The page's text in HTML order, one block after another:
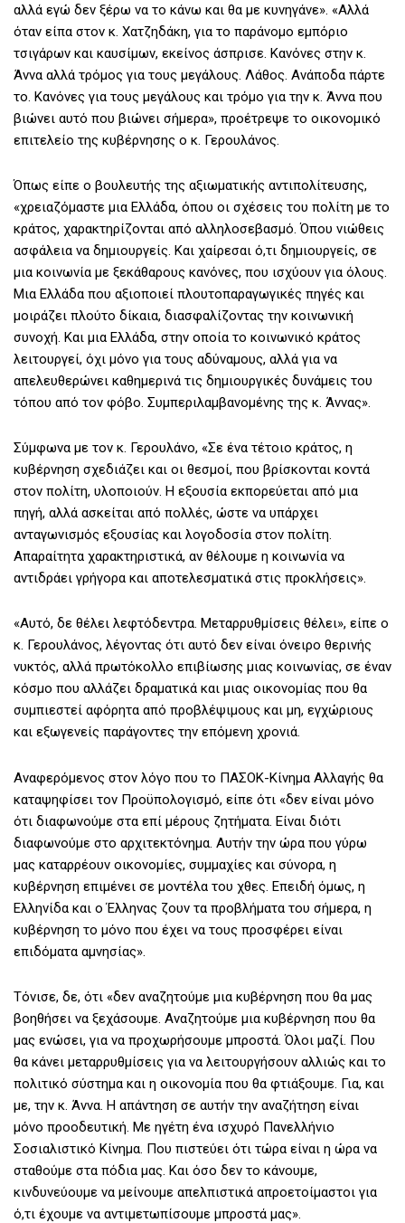
αλλά εγώ δεν ξέρω να το κάνω και θα με κυνηγάνε». «Αλλά
όταν είπα στον κ. Χατζηδάκη, για το παράνομο εμπόριο
τσιγάρων και καυσίμων, εκείνος άσπρισε. Kανόνες στην κ.
Άννα αλλά τρόμος για τους μεγάλους. Λάθος. Aνάποδα πάρτε
το. Kανόνες για τους μεγάλους και τρόμο για την κ. Άννα που
βιώνει αυτό που βιώνει σήμερα», προέτρεψε το οικονομικό
επιτελείο της κυβέρνησης ο κ. Γερουλάνος.
Όπως είπε ο βουλευτής της αξιωματικής αντιπολίτευσης,
«χρειαζόμαστε μια Ελλάδα, όπου οι σχέσεις του πολίτη με το
κράτος, χαρακτηρίζονται από αλληλοσεβασμό. Όπου νιώθεις
ασφάλεια να δημιουργείς. Και χαίρεσαι ό,τι δημιουργείς, σε
μια κοινωνία με ξεκάθαρους κανόνες, που ισχύουν για όλους.
Μια Ελλάδα που αξιοποιεί πλουτοπαραγωγικές πηγές και
μοιράζει πλούτο δίκαια, διασφαλίζοντας την κοινωνική
συνοχή. Και μια Ελλάδα, στην οποία το κοινωνικό κράτος
λειτουργεί, όχι μόνο για τους αδύναμους, αλλά για να
απελευθερώνει καθημερινά τις δημιουργικές δυνάμεις του
τόπου από τον φόβο. Συμπεριλαμβανομένης της κ. Άννας».
Σύμφωνα με τον κ. Γερουλάνο, «Σε ένα τέτοιο κράτος, η
κυβέρνηση σχεδιάζει και οι θεσμοί, που βρίσκονται κοντά
στον πολίτη, υλοποιούν. Η εξουσία εκπορεύεται από μια
πηγή, αλλά ασκείται από πολλές, ώστε να υπάρχει
ανταγωνισμός εξουσίας και λογοδοσία στον πολίτη.
Απαραίτητα χαρακτηριστικά, αν θέλουμε η κοινωνία να
αντιδράει γρήγορα και αποτελεσματικά στις προκλήσεις».
«Αυτό, δε θέλει λεφτόδεντρα. Μεταρρυθμίσεις θέλει», είπε ο
κ. Γερουλάνος, λέγοντας ότι αυτό δεν είναι όνειρο θερινής
νυκτός, αλλά πρωτόκολλο επιβίωσης μιας κοινωνίας, σε έναν
κόσμο που αλλάζει δραματικά και μιας οικονομίας που θα
συμπιεστεί αφόρητα από προβλέψιμους και μη, εγχώριους
και εξωγενείς παράγοντες την επόμενη χρονιά.
Αναφερόμενος στον λόγο που το ΠΑΣΟΚ-Κίνημα Αλλαγής θα
καταψηφίσει τον Προϋπολογισμό, είπε ότι «δεν είναι μόνο
ότι διαφωνούμε στα επί μέρους ζητήματα. Είναι διότι
διαφωνούμε στο αρχιτεκτόνημα. Αυτήν την ώρα που γύρω
μας καταρρέουν οικονομίες, συμμαχίες και σύνορα, η
κυβέρνηση επιμένει σε μοντέλα του χθες. Επειδή όμως, η
Ελληνίδα και ο Έλληνας ζουν τα προβλήματα του σήμερα, η
κυβέρνηση το μόνο που έχει να τους προσφέρει είναι
επιδόματα αμνησίας».
Τόνισε, δε, ότι «δεν αναζητούμε μια κυβέρνηση που θα μας
βοηθήσει να ξεχάσουμε. Αναζητούμε μια κυβέρνηση που θα
μας ενώσει, για να προχωρήσουμε μπροστά. Όλοι μαζί. Που
θα κάνει μεταρρυθμίσεις για να λειτουργήσουν αλλιώς και το
πολιτικό σύστημα και η οικονομία που θα φτιάξουμε. Για, και
με, την κ. Άννα. Η απάντηση σε αυτήν την αναζήτηση είναι
μόνο προοδευτική. Με ηγέτη ένα ισχυρό Πανελλήνιο
Σοσιαλιστικό Κίνημα. Που πιστεύει ότι τώρα είναι η ώρα να
σταθούμε στα πόδια μας. Και όσο δεν το κάνουμε,
κινδυνεύουμε να μείνουμε απελπιστικά απροετοίμαστοι για
ό,τι έχουμε να αντιμετωπίσουμε μπροστά μας».